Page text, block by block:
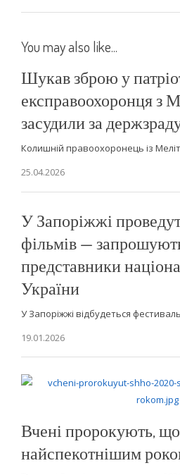
You may also like...
Шукав зброю у
експравоохоронця з
засудили за
Колишній правоохоронець із
25.04.2026
У Запоріжжі
фільмів —
представники
України
У Запоріжжі відбудеться
19.01.2026
Вчені пророкують,
найспекотнішим